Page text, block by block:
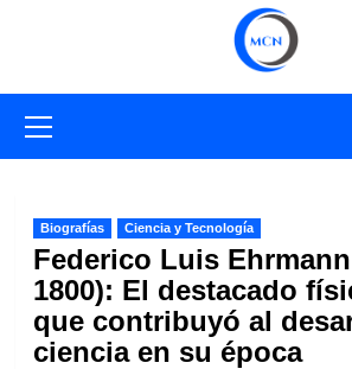
primario
Biografías Ciencia y Tecnología
Federico Luis Ehrmann
1800): El destacado
que contribuyó al
ciencia en su época